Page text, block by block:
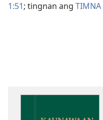
1:51; tingnan ang TIMNA